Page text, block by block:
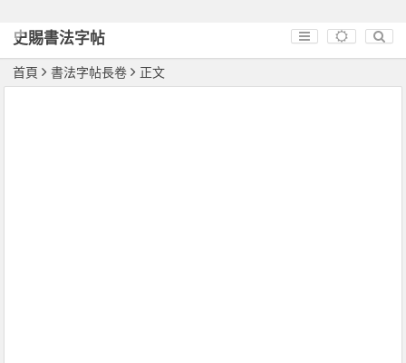
史賜書法字帖
首頁 書法字帖長卷 正文